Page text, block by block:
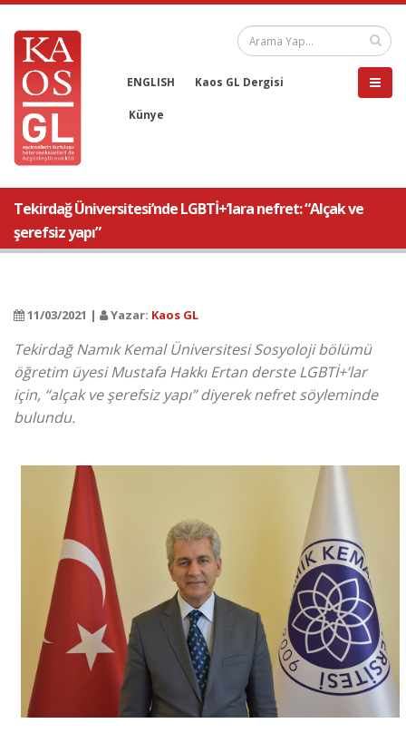
ENGLISH Kaos GL Dergisi
Künye
Tekirdağ Üniversitesi’nde LGBTİ+’lara nefret: “Alçak ve
şerefsiz yapı”
11/03/2021 | Yazar: Kaos GL
Tekirdağ Namık Kemal Üniversitesi Sosyoloji bölümü
öğretim üyesi Mustafa Hakkı Ertan derste LGBTİ+’lar
için, “alçak ve şerefsiz yapı” diyerek nefret söyleminde
bulundu.